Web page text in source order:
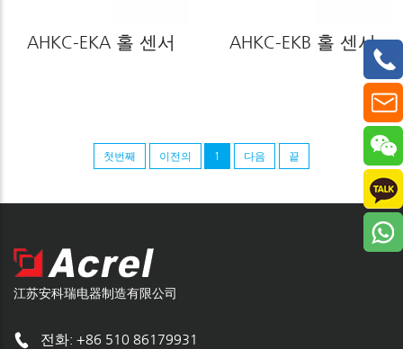
AHKC-EKA 홀 센서 AHKC-EKB 홀 센서
첫번째 이전의 1 다음 끝
江苏安科瑞电器制造有限公司
전화: +86 510 86179931